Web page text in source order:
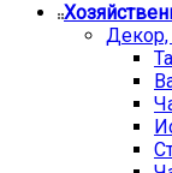
Декор,